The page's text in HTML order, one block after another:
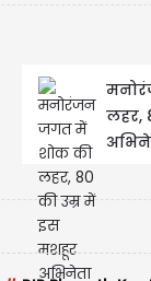
लहर,